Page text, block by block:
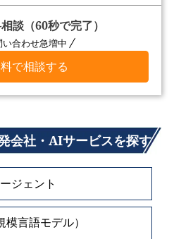
談（60秒で完了）
合わせ急増中
で相談する
会社・AIサービスを探す
ジェント
言語モデル）